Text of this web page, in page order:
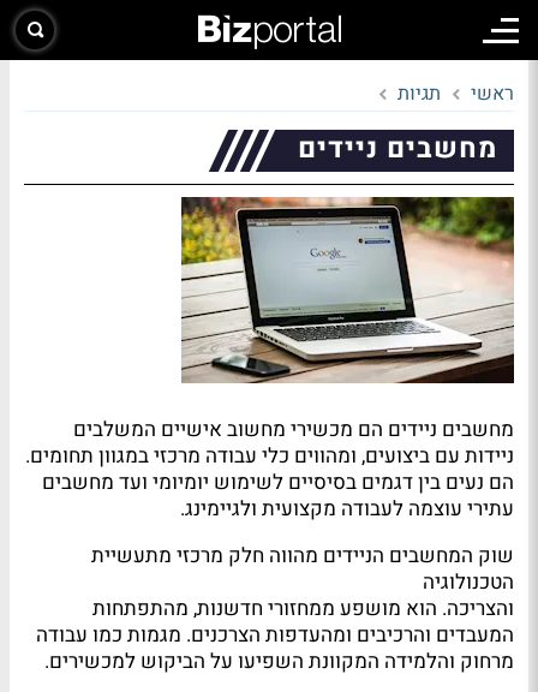
ראשי תגיות
מחשבים ניידים
מחשבים ניידים הם מכשירי מחשוב אישיים המשלבים
ניידות עם ביצועים, ומהווים כלי עבודה מרכזי במגוון תחומים.
הם נעים בין דגמים בסיסיים לשימוש יומיומי ועד מחשבים
עתירי עוצמה לעבודה מקצועית ולגיימינג.
שוק המחשבים הניידים מהווה חלק מרכזי מתעשיית
הטכנולוגיה
והצריכה. הוא מושפע ממחזורי חדשנות, מהתפתחות
המעבדים והרכיבים ומהעדפות הצרכנים. מגמות כמו עבודה
מרחוק והלמידה המקוונת השפיעו על הביקוש למכשירים.